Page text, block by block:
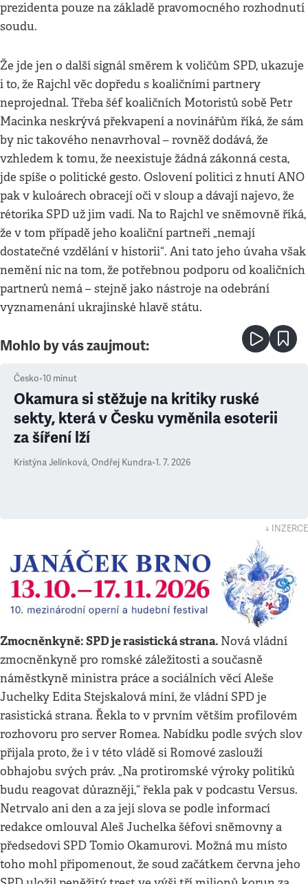
prezidenta pouze na základě pravomocného rozhodnutí
soudu.
Že jde jen o další signál směrem k voličům SPD, ukazuje
i to, že Rajchl věc dopředu s koaličními partnery
neprojednal. Třeba šéf koaličních Motoristů sobě Petr
Macinka neskrývá překvapení a novinářům říká, že sám
by nic takového nenavrhoval – rovněž dodává, že
vzhledem k tomu, že neexistuje žádná zákonná cesta,
jde spíše o politické gesto. Oslovení politici z hnutí ANO
pak v kuloárech obracejí oči v sloup a dávají najevo, že
rétorika SPD už jim vadí. Na to Rajchl ve sněmovně říká,
že v tom případě jeho koaliční partneři „nemají
dostatečné vzdělání v historii“. Ani tato jeho úvaha však
nemění nic na tom, že potřebnou podporu od koaličních
partnerů nemá – stejně jako nástroje na odebrání
vyznamenání ukrajinské hlavě státu.
Mohlo by vás zaujmout:
Česko•10 minut
Okamura si stěžuje na kritiky ruské
sekty, která v Česku vyměnila esoterii
za šíření lží
Kristýna Jelínková, Ondřej Kundra•1. 7. 2026
↓ INZERCE
Zmocněnkyně: SPD je rasistická strana. Nová vládní
zmocněnkyně pro romské záležitosti a současně
náměstkyně ministra práce a sociálních věcí Aleše
Juchelky Edita Stejskalová míní, že vládní SPD je
rasistická strana. Řekla to v prvním větším profilovém
rozhovoru pro server Romea. Nabídku podle svých slov
přijala proto, že i v této vládě si Romové zaslouží
obhajobu svých práv. „Na protiromské výroky politiků
budu reagovat důrazněji,“ řekla pak v podcastu Versus.
Netrvalo ani den a za její slova se podle informací
redakce omlouval Aleš Juchelka šéfovi sněmovny a
předsedovi SPD Tomio Okamurovi. Možná mu místo
toho mohl připomenout, že soud začátkem června jeho